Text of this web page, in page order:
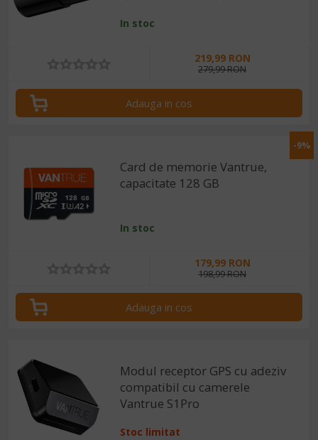
In stoc
219,99 RON
279,99 RON
Adauga in cos
-9%
Card de memorie Vantrue,
capacitate 128 GB
In stoc
179,99 RON
198,99 RON
Adauga in cos
Modul receptor GPS cu adeziv
compatibil cu camerele
Vantrue S1Pro
Stoc limitat